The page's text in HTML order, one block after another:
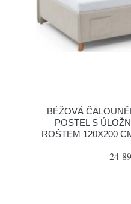
BÉŽOVÁ
POSTEL S
ROŠTEM 120X200
24